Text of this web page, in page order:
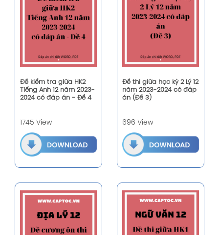
Đề kiểm tra giữa HK2
Tiếng Anh 12 năm 2023-
2024 có đáp án - Đề 4
1745 View
Đề thi giữa học kỳ 2 Lý 12
năm 2023-2024 có đáp
án (Đề 3)
696 View